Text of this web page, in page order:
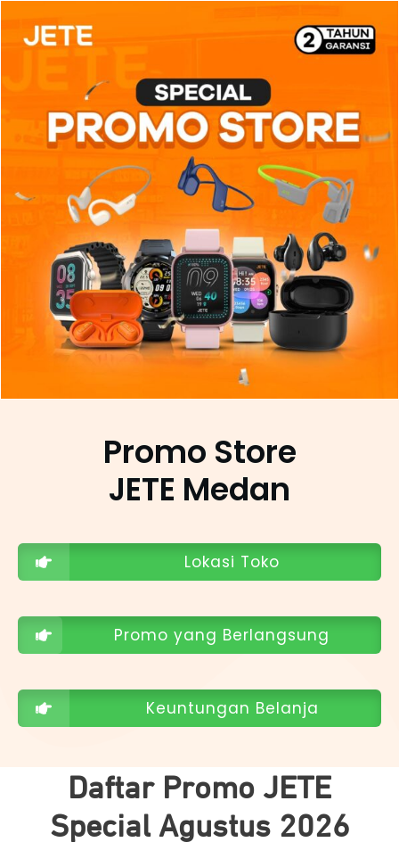
Promo Store
JETE Medan
Lokasi Toko
Promo yang Berlangsung
Keuntungan Belanja
Daftar Promo JETE
Special Agustus 2026